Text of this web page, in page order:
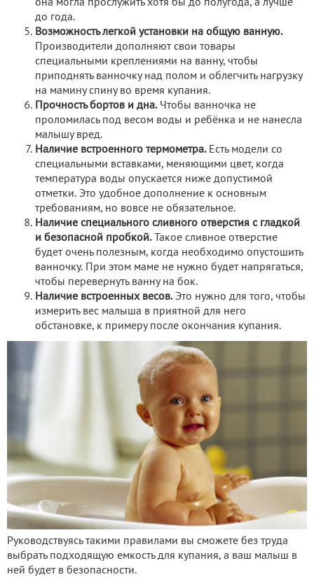
она могла прослужить хотя бы до полугода, а лучше
до года.
Возможность легкой установки на общую ванную.
Производители дополняют свои товары
специальными креплениями на ванну, чтобы
приподнять ванночку над полом и облегчить нагрузку
на мамину спину во время купания.
Прочность бортов и дна. Чтобы ванночка не
проломилась под весом воды и ребёнка и не нанесла
малышу вред.
Наличие встроенного термометра.Есть модели со
специальными вставками, меняющими цвет, когда
температура воды опускается ниже допустимой
отметки. Это удобное дополнение к основным
требованиям, но вовсе не обязательное.
Наличие специального сливного отверстия с гладкой
и безопасной пробкой.Такое сливное отверстие
будет очень полезным, когда необходимо опустошить
ванночку. При этом маме не нужно будет напрягаться,
чтобы перевернуть ванну на бок.
Наличие встроенных весов. Это нужно для того, чтобы
измерить вес малыша в приятной для него
обстановке, к примеру после окончания купания.
Руководствуясь такими правилами вы сможете без труда
выбрать подходящую емкость для купания, а ваш малыш в
ней будет в безопасности.